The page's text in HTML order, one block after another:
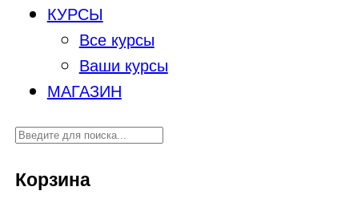
КУРСЫ
Все курсы
Ваши курсы
МАГАЗИН
Корзина